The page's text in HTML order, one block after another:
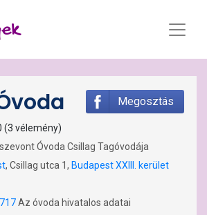
Megosztás
(3 vélemény)
Óvoda Csillag Tagóvodája
, Csillag utca 1, Budapest XXIII. kerület
Az óvoda hivatalos adatai